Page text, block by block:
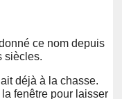
ce nom depuis
siècles.
déjà à la chasse.
la fenêtre pour laisser